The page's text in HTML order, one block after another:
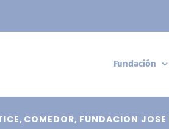
Fundación
COMEDOR FUNDACION JOSE